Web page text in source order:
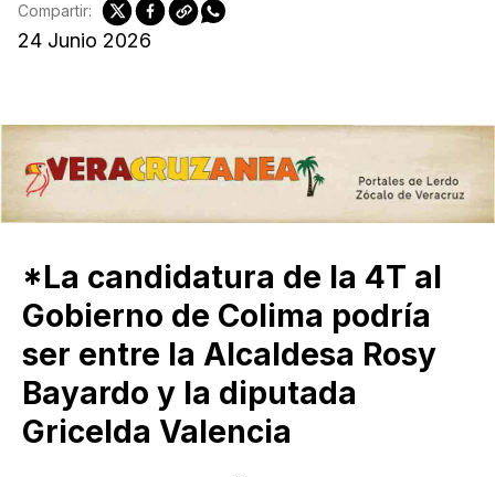
24 Junio 2026
Compartir:
*La candidatura de la 4T al
Gobierno de Colima podría
ser entre la Alcaldesa Rosy
Bayardo y la diputada
Gricelda Valencia